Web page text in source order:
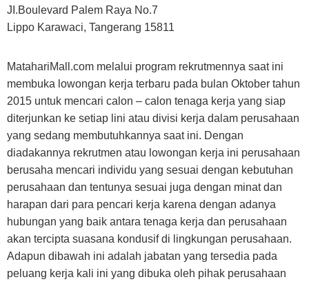
JI.Boulevard Palem Raya No.7
Lippo Karawaci, Tangerang 15811
MatahariMall.com melalui program rekrutmennya saat ini
membuka lowongan kerja terbaru pada bulan Oktober tahun
2015 untuk mencari calon – calon tenaga kerja yang siap
diterjunkan ke setiap lini atau divisi kerja dalam perusahaan
yang sedang membutuhkannya saat ini. Dengan
diadakannya rekrutmen atau lowongan kerja ini perusahaan
berusaha mencari individu yang sesuai dengan kebutuhan
perusahaan dan tentunya sesuai juga dengan minat dan
harapan dari para pencari kerja karena dengan adanya
hubungan yang baik antara tenaga kerja dan perusahaan
akan tercipta suasana kondusif di lingkungan perusahaan.
Adapun dibawah ini adalah jabatan yang tersedia pada
peluang kerja kali ini yang dibuka oleh pihak perusahaan